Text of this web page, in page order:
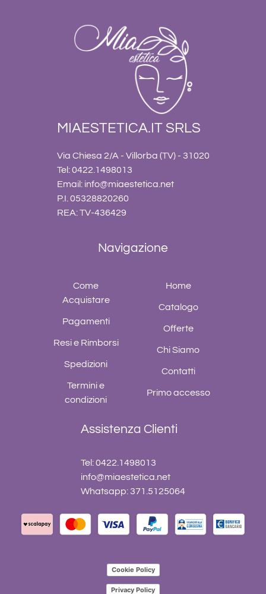
MIAESTETICA.IT SRLS
Via Chiesa 2/A - Villorba (TV) - 31020
Tel: 0422.1498013
Email: info@miaestetica.net
P.I. 05328820260
REA: TV-436429
Navigazione
Come
Acquistare
Pagamenti
Resi e Rimborsi
Spedizioni
Termini e
condizioni
Home
Catalogo
Offerte
Chi Siamo
Contatti
Primo accesso
Assistenza Clienti
Tel: 0422.1498013
info@miaestetica.net
Whatsapp: 371.5125064
Cookie Policy
Privacy Policy